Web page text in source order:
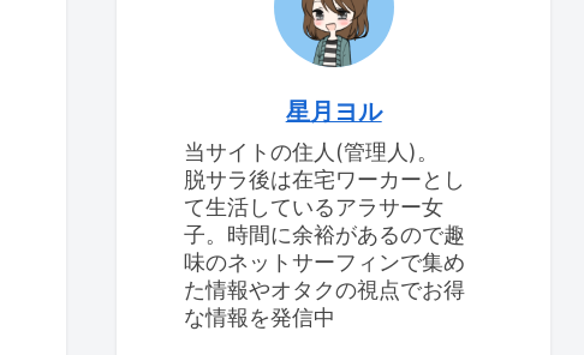
星月ヨル
当サイトの住人(管理人)。
脱サラ後は在宅ワーカーとし
て生活しているアラサー女
子。時間に余裕があるので趣
味のネットサーフィンで集め
た情報やオタクの視点でお得
な情報を発信中